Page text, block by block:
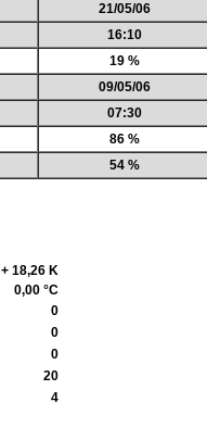
21/05/06
16:10
19 %
09/05/06
07:30
86 %
54 %
+ 18,26 K
0,00 °C
0
0
0
20
4